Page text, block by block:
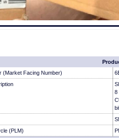
(Market Facing Number)
8
(PLM)